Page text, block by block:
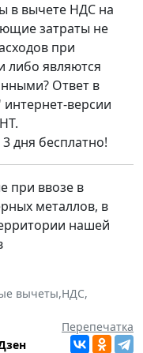
в вычете НДС на
затраты не
при
либо являются
Ответ в
интернет-версии
3 дня бесплатно!
при ввозе в
металлов, в
нашей
вычеты,НДС,
Перепечатка